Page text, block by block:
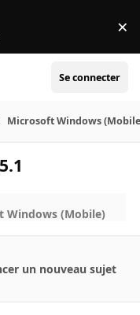
×
Se connecter
Microsoft Windows
Windows (Mobile)
un nouveau sujet